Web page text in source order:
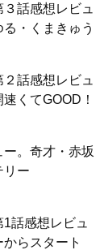
話感想レビュ
・くまきゅう
話感想レビュ
くてGOOD！
ー。奇才・赤坂
リー
話感想レビュ
らスタート